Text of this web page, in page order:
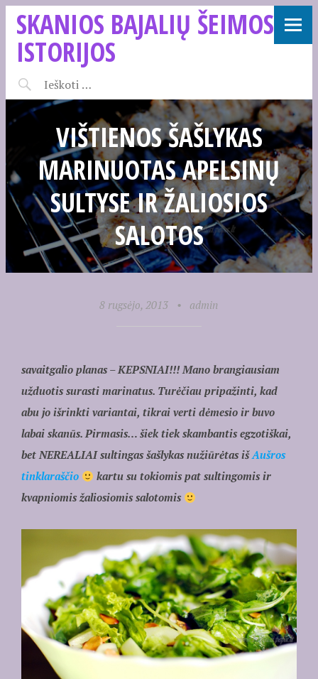
SKANIOS BAJALIŲ ŠEIMOS
ISTORIJOS
VIŠTIENOS ŠAŠLYKAS
MARINUOTAS APELSINŲ
SULTYSE IR ŽALIOSIOS
SALOTOS
8 rugsėjo, 2013 • admin
savaitgalio planas – KEPSNIAI!!! Mano brangiausiam
užduotis surasti marinatus. Turėčiau pripažinti, kad
abu jo išrinkti variantai, tikrai verti dėmesio ir buvo
labai skanūs. Pirmasis… šiek tiek skambantis egzotiškai,
bet NEREALIAI sultingas šašlykas nužiūrėtas išAušros
tinklaraščio
kartu su tokiomis pat sultingomis ir
kvapniomis žaliosiomis salotomis